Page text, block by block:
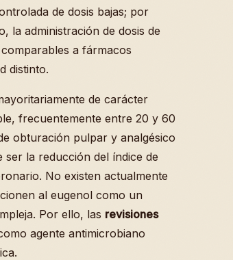
de dosis bajas; por
la administración de dosis de
a fármacos
distinto.
de carácter
frecuentemente entre 20 y 60
obturación pulpar y analgésico
ser la reducción del índice de
No existen actualmente
al eugenol como un
Por ello, las revisiones
agente antimicrobiano